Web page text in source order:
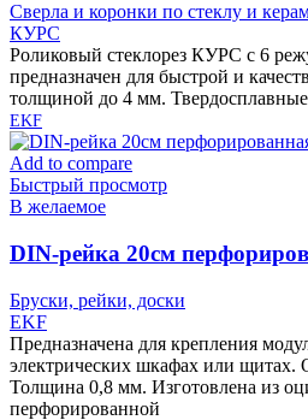
Сверла и коронки по стеклу и
КУРС
Роликовый стеклорез КУРС с 6
предназначен для быстрой и
толщиной до 4 мм.
EKF
Add to compare
Быстрый просмотр
В желаемое
DIN-рейка 20см
Бруски, рейки, доски
EKF
Предназначена для крепления
электрических шкафах или щитах.
Толщина 0,8 мм. Изготовлена из
перфорированной